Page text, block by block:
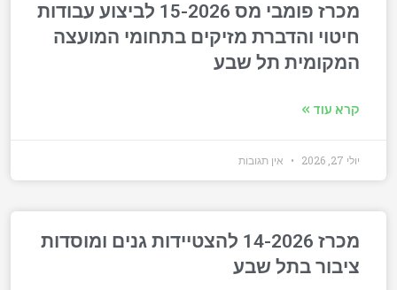
מכרז פומבי מס 15-2026 לביצוע עבודות
חיטוי והדברת מזיקים בתחומי המועצה
המקומית תל שבע
קרא עוד »
יולי 27, 2026 אין תגובות
מכרז 14-2026 להצטיידות גנים ומוסדות
ציבור בתל שבע